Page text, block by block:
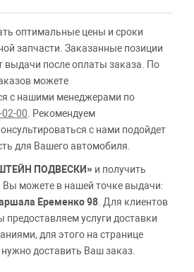
оптимальные цены и сроки
запчасти. Заказанные позиции
выдачи после оплаты заказа. По
можете
с нашими менеджерами по
00 . Рекомендуем
с нами подойдет
для Вашего автомобиля.
ПОДВЕСКИ» и получить
Вы можете в нашей точке выдачи:
Еременко 98 . Для клиентов
предоставляем услуги доставки
для этого на странице
доставить Ваш заказ.